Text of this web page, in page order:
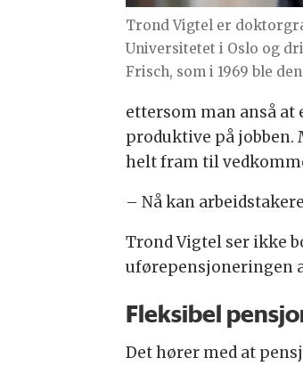
Trond Vigtel er
Universitetet i Oslo og
Frisch, som i 1969 ble
ettersom man anså
produktive på jobben.
helt fram til
– Nå kan
Trond Vigtel ser ikke
uførepensjoneringen
Fleksibel
Det hører med at